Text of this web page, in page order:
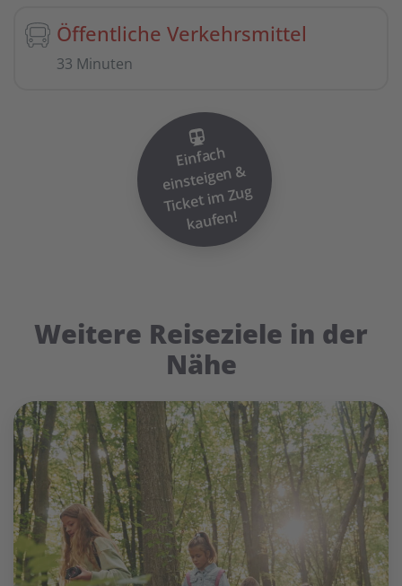
Öffentliche Verkehrsmittel
33 Minuten
Einfach
einsteigen
&
Ticket i
m Zug
kaufen!
Weitere Reiseziele in der
Nähe